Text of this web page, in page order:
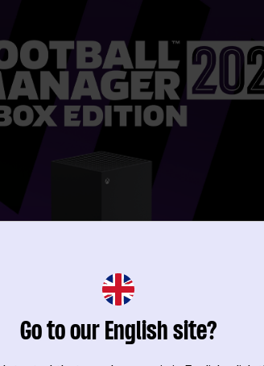
Xbox One X|S, Xbox Series X|S und
Go to our English site?